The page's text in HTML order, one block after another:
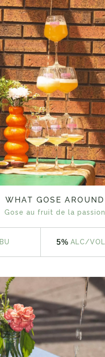
WHAT GOSE AROUND
Gose au fruit de la passion
IBU 5% ALC/VOL